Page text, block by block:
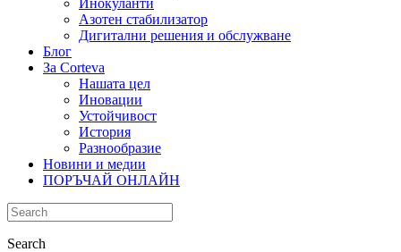
Азотен стабилизатор
Дигитални решения и обслужване
Блог
За Corteva
Нашата цел
Иновации
Устойчивост
История
Разнообразие
Новини и медии
ПОРЪЧАЙ ОНЛАЙН
Search